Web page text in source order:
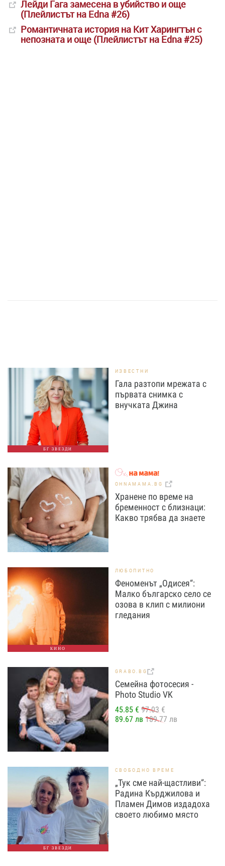
Лейди Гага замесена в убийство и още
(Плейлистът на Еdna #26)
Романтичната история на Кит Харингтън с
непозната и още (Плейлистът на Edna #25)
БГ ЗВЕЗДИ
ИЗВЕСТНИ
Гала разтопи мрежата с
първата снимка с
внучката Джина
OHNAMAMA.BG
Хранене по време на
бременност с близнаци:
Какво трябва да знаете
КИНО
ЛЮБОПИТНО
Феноменът „Одисея“:
Малко българско село се
озова в клип с милиони
гледания
GRABO.BG
Семейна фотосесия -
Photo Studio VK
45.85 € 97.03 €
89.67 лв 189.77 лв
БГ ЗВЕЗДИ
СВОБОДНО ВРЕМЕ
„Тук сме най-щастливи“:
Радина Кърджилова и
Пламен Димов издадоха
своето любимо място